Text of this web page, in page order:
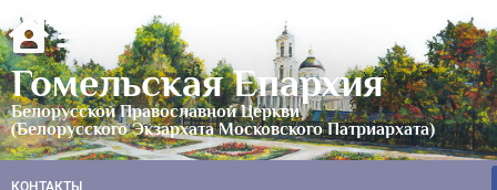
Гомельская Епархия
Белорусской Православной Церкви
(Белорусского Экзархата Московского Патриархата)
КОНТАКТЫ